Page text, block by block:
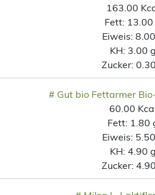
163.00
Fett: 13.00
Eiweis:
KH: 3.00 g
Zucker:
# Gut bio Fettarmer
60.00
Fett: 1.80
Eiweis:
KH: 4.90 g
Zucker: